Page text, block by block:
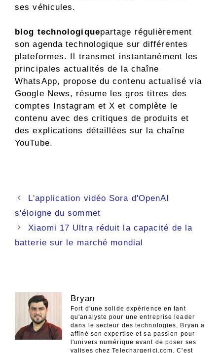
ses véhicules.
blog technologiquepartage régulièrement
son agenda technologique sur différentes
plateformes. Il transmet instantanément les
principales actualités de la chaîne
WhatsApp, propose du contenu actualisé via
Google News, résume les gros titres des
comptes Instagram et X et complète le
contenu avec des critiques de produits et
des explications détaillées sur la chaîne
YouTube.
Navigation
des
L'application vidéo Sora d'OpenAI
s'éloigne du sommet
Xiaomi 17 Ultra réduit la capacité de la
batterie sur le marché mondial
Bryan
Fort d'une solide expérience en tant
qu'analyste pour une entreprise leader
dans le secteur des technologies, Bryan a
affiné son expertise et sa passion pour
l'univers numérique avant de poser ses
valises chez Telechargerici.com. C'est